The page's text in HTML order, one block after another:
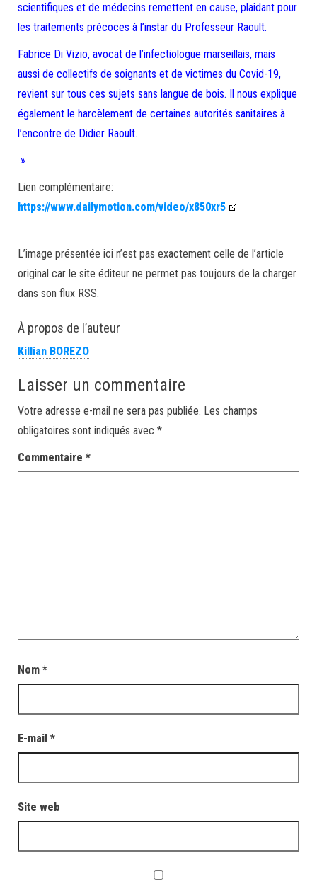
scientifiques et de médecins remettent en cause, plaidant pour
les traitements précoces à l’instar du Professeur Raoult.
Fabrice Di Vizio, avocat de l’infectiologue marseillais, mais
aussi de collectifs de soignants et de victimes du Covid-19,
revient sur tous ces sujets sans langue de bois. Il nous explique
également le harcèlement de certaines autorités sanitaires à
l’encontre de Didier Raoult.
»
Lien complémentaire:
https://www.dailymotion.com/video/x850xr5
L’image présentée ici n’est pas exactement celle de l’article
original car le site éditeur ne permet pas toujours de la charger
dans son flux RSS.
À propos de l’auteur
Killian BOREZO
Laisser un commentaire
Votre adresse e-mail ne sera pas publiée. Les champs
obligatoires sont indiqués avec *
Commentaire *
Nom *
E-mail *
Site web